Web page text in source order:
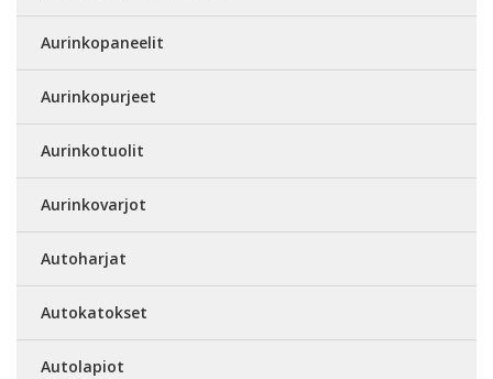
Aurinkopaneelit
Aurinkopurjeet
Aurinkotuolit
Aurinkovarjot
Autoharjat
Autokatokset
Autolapiot